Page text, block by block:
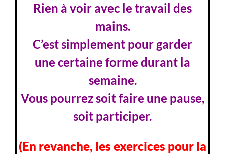
Rien à voir avec le travail des
mains.
C’est simplement pour garder
une certaine forme durant la
semaine.
Vous pourrez soit faire une pause,
soit participer.
(En revanche, les exercices pour la